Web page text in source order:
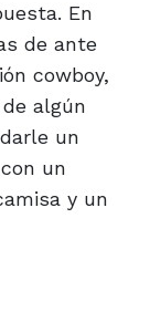
En
de ante
cowboy,
algún
un
un
y un